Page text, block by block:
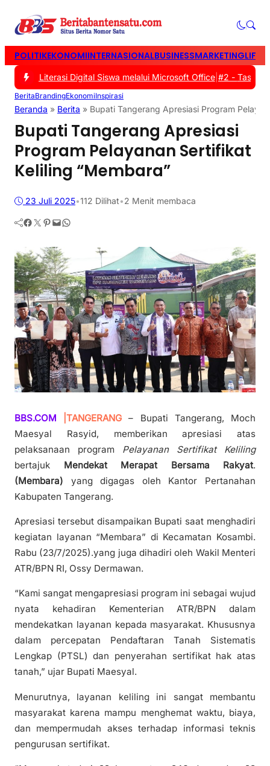
POLITIKEKONOMIINTERNASIONALBUSINESSMARKETING
Literasi Digital Siswa melalui Microsoft Office|#2 -
BeritaBrandingEkonomiInspirasi
Beranda » Berita » Bupati Tangerang Apresiasi Program
Bupati Tangerang Apresiasi
Program Pelayanan Sertifikat
Keliling “Membara”
23 Juli 2025•112 Dilihat•2 Menit membaca
Facebook Twitter Pinterest Mail WhatsApp
BBS.COM |TANGERANG – Bupati Tangerang, Moch
Maesyal Rasyid, memberikan apresiasi atas
pelaksanaan program Pelayanan Sertifikat Keliling
bertajuk Mendekat Merapat Bersama Rakyat.
(Membara) yang digagas oleh Kantor Pertanahan
Kabupaten Tangerang.
Apresiasi tersebut disampaikan Bupati saat menghadiri
kegiatan layanan “Membara” di Kecamatan Kosambi.
Rabu (23/7/2025).yang juga dihadiri oleh Wakil Menteri
ATR/BPN RI, Ossy Dermawan.
“Kami sangat mengapresiasi program ini sebagai wujud
nyata kehadiran Kementerian ATR/BPN dalam
mendekatkan layanan kepada masyarakat. Khususnya
dalam percepatan Pendaftaran Tanah Sistematis
Lengkap (PTSL) dan penyerahan sertifikat hak atas
tanah,” ujar Bupati Maesyal.
Menurutnya, layanan keliling ini sangat membantu
masyarakat karena mampu menghemat waktu, biaya,
dan mempermudah akses terhadap informasi teknis
pengurusan sertifikat.